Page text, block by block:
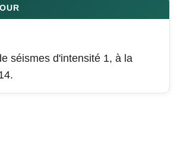
séismes d'intensité 1, à la